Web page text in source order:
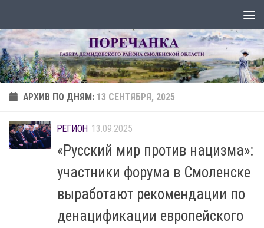
АРХИВ ПО ДНЯМ: 13 СЕНТЯБРЯ, 2025
РЕГИОН 13.09.2025
«Русский мир против нацизма»:
участники форума в Смоленске
выработают рекомендации по
денацификации европейского